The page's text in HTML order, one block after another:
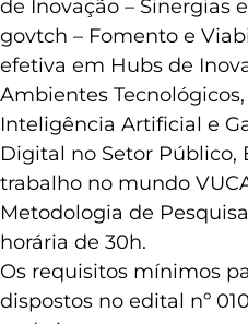
disciplinas de Introdução
de Inovação – Sinergias
govtch – Fomento e
efetiva em Hubs de
Ambientes
Inteligência Artificial e
Digital no Setor Público,
trabalho no mundo
Metodologia de
horária de 30h.
Os requisitos mínimos